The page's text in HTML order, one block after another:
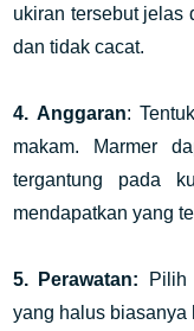
ukiran tersebut jelas
dan tidak cacat.
4. Anggaran:
makam. Marmer
tergantung pada
mendapatkan yang
5. Perawatan: Pilih
yang halus biasanya